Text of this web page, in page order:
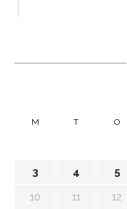
M T O
3
4 5
10
11 12